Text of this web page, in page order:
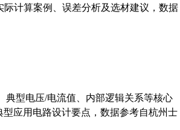
际计算案例、误差分析及选材建议，数据
典型电压/电流值、内部逻辑关系等核心
应用电路设计要点，数据参考自杭州士